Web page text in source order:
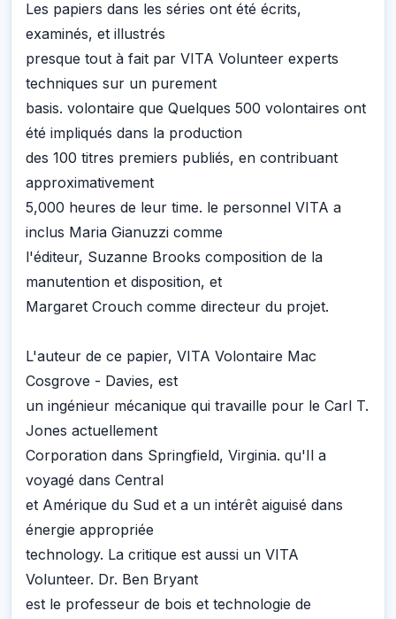
Les papiers dans les séries ont été écrits,
examinés, et illustrés
presque tout à fait par VITA Volunteer experts
techniques sur un purement
basis. volontaire que Quelques 500 volontaires ont
été impliqués dans la production
des 100 titres premiers publiés, en contribuant
approximativement
5,000 heures de leur time. le personnel VITA a
inclus Maria Gianuzzi comme
l'éditeur, Suzanne Brooks composition de la
manutention et disposition, et
Margaret Crouch comme directeur du projet.
L'auteur de ce papier, VITA Volontaire Mac
Cosgrove - Davies, est
un ingénieur mécanique qui travaille pour le Carl T.
Jones actuellement
Corporation dans Springfield, Virginia. qu'Il a
voyagé dans Central
et Amérique du Sud et a un intérêt aiguisé dans
énergie appropriée
technology. La critique est aussi un VITA
Volunteer. Dr. Ben Bryant
est le professeur de bois et technologie de